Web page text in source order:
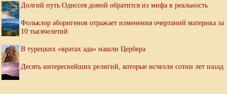
Долгий путь Одиссея домой обратится из мифа в реальность
Фольклор аборигенов отражает изменения очертаний материка за
10 тысячелетий
В турецких «вратах ада» нашли Цербера
Десять интереснейших религий, которые исчезли сотни лет назад